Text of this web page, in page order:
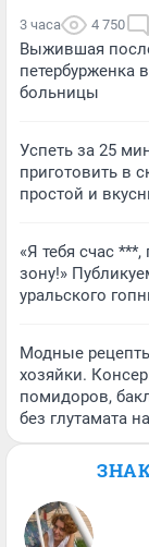
3 часа 4 750
Выжившая
петербурженка
больницы
Успеть за 25
приготовить в
простой и
«Я тебя счас
зону!»
уральского
Модные
хозяйки.
помидоров,
без глутамата